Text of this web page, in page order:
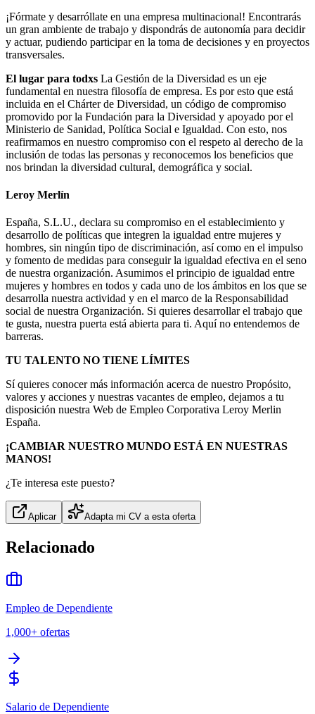
¡Fórmate y desarróllate en una empresa multinacional! Encontrarás
un gran ambiente de trabajo y dispondrás de autonomía para decidir
y actuar, pudiendo participar en la toma de decisiones y en proyectos
transversales.
El lugar para todxs La Gestión de la Diversidad es un eje
fundamental en nuestra filosofía de empresa. Es por esto que está
incluida en el Chárter de Diversidad, un código de compromiso
promovido por la Fundación para la Diversidad y apoyado por el
Ministerio de Sanidad, Política Social e Igualdad. Con esto, nos
reafirmamos en nuestro compromiso con el respeto al derecho de la
inclusión de todas las personas y reconocemos los beneficios que
nos brindan la diversidad cultural, demográfica y social.
Leroy Merlín
España, S.L.U., declara su compromiso en el establecimiento y
desarrollo de políticas que integren la igualdad entre mujeres y
hombres, sin ningún tipo de discriminación, así como en el impulso
y fomento de medidas para conseguir la igualdad efectiva en el seno
de nuestra organización. Asumimos el principio de igualdad entre
mujeres y hombres en todos y cada uno de los ámbitos en los que se
desarrolla nuestra actividad y en el marco de la Responsabilidad
social de nuestra Organización. Si quieres desarrollar el trabajo que
te gusta, nuestra puerta está abierta para ti. Aquí no entendemos de
barreras.
TU TALENTO NO TIENE LÍMITES
Sí quieres conocer más información acerca de nuestro Propósito,
valores y acciones y nuestras vacantes de empleo, dejamos a tu
disposición nuestra Web de Empleo Corporativa Leroy Merlin
España.
¡CAMBIAR NUESTRO MUNDO ESTÁ EN NUESTRAS
MANOS!
¿Te interesa este puesto?
Aplicar Adapta mi CV a esta oferta
Relacionado
Empleo de Dependiente
1,000+ ofertas
Salario de Dependiente